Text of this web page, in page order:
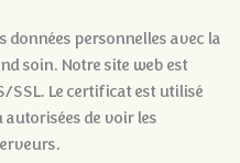
DA
NB
données personnelles avec la
soin. Notre site web est
SSL. Le certificat est utilisé
de voir les